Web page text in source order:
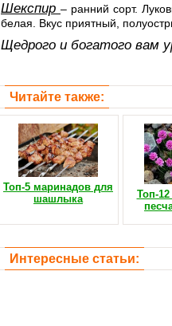
Шекспир – ранний сорт.
белая. Вкус приятный,
Щедрого и богатого вам
Читайте также:
Топ-5 маринадов для
шашлыка
Топ-
Интересные статьи: